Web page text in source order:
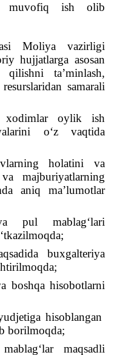
muvofiq ish olib
Moliya vazirligi
hujjatlarga asosan
ta’minlash,
samarali
xodimlar oylik ish
o‘z vaqtida
holatini va
majburiyatlarning
aniq ma’lumotlar
pul mablag‘lari
‘tkazilmoqda;
buxgalteriya
boshqa hisobotlarni
hisoblangan
borilmoqda;
‘lar maqsadli